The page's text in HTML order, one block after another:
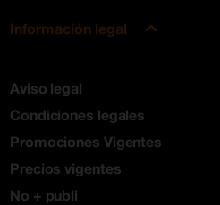
Información legal
Aviso legal
Condiciones legales
Promociones Vigentes
Precios vigentes
No + publi